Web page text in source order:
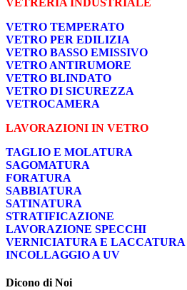
VETRO TEMPERATO
VETRO PER EDILIZIA
VETRO BASSO EMISSIVO
VETRO ANTIRUMORE
VETRO BLINDATO
VETRO DI SICUREZZA
VETROCAMERA
LAVORAZIONI IN VETRO
TAGLIO E MOLATURA
SAGOMATURA
FORATURA
SABBIATURA
SATINATURA
STRATIFICAZIONE
LAVORAZIONE SPECCHI
VERNICIATURA E LACCATURA
INCOLLAGGIO A UV
Dicono di Noi